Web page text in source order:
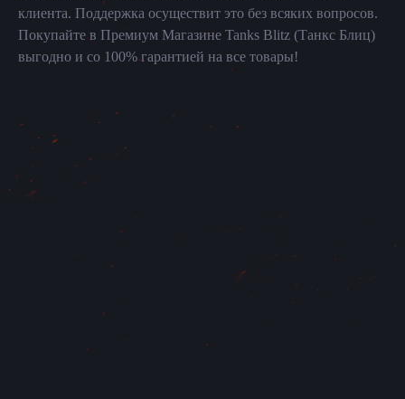
клиента. Поддержка осуществит это без всяких вопросов.
Покупайте в Премиум Магазине Tanks Blitz (Танкс Блиц)
выгодно и со 100% гарантией на все товары!